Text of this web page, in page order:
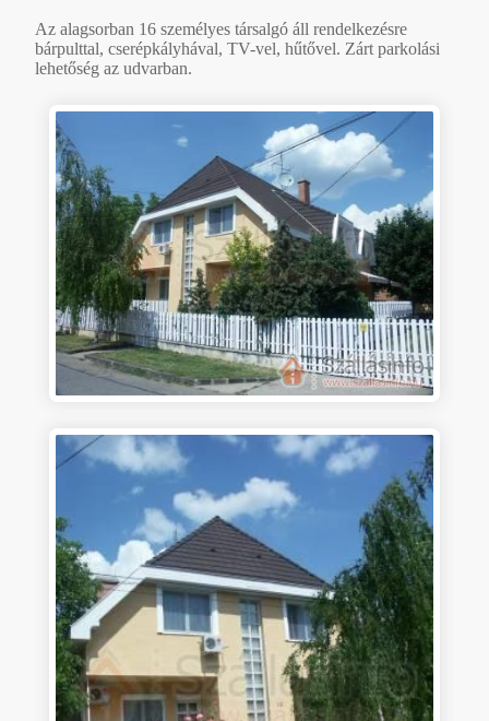
Az alagsorban 16 személyes társalgó áll rendelkezésre
bárpulttal, cserépkályhával, TV-vel, hűtővel. Zárt parkolási
lehetőség az udvarban.